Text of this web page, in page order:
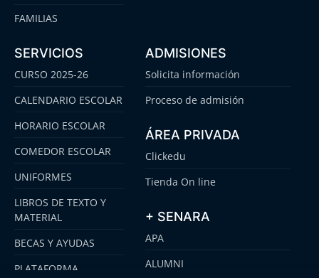
FAMILIAS
SERVICIOS
CURSO 2025-26
CALENDARIO ESCOLAR
HORARIO ESCOLAR
COMEDOR ESCOLAR
UNIFORMES
LIBROS DE TEXTO Y
MATERIAL
BECAS Y AYUDAS
PLATAFORMA
ADMISIONES
Solicita información
Proceso de admisión
ÁREA PRIVADA
Clickedu
Tienda On line
+ SENARA
APA
ALUMNI